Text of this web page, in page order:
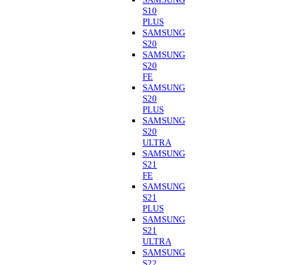
S10
PLUS
SAMSUNG
S20
SAMSUNG
S20
FE
SAMSUNG
S20
PLUS
SAMSUNG
S20
ULTRA
SAMSUNG
S21
FE
SAMSUNG
S21
PLUS
SAMSUNG
S21
ULTRA
SAMSUNG